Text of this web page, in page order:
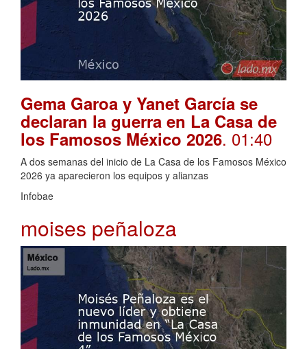
Gema Garoa y Yanet García se
declaran la guerra en La Casa de
los Famosos México 2026. 01:40
A dos semanas del inicio de La Casa de los Famosos México
2026 ya aparecieron los equipos y alianzas
Infobae
moises peñaloza